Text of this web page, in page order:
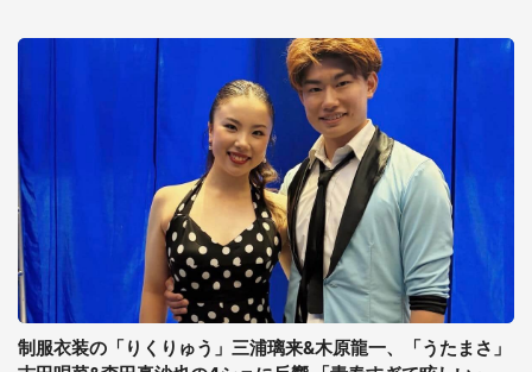
制服衣装の「りくりゅう」三浦璃来&木原龍一、「うたまさ」